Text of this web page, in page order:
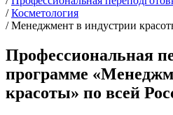
/ Косметология
/ Менеджмент в индустрии
Профессиональная
программе
красоты» по всей